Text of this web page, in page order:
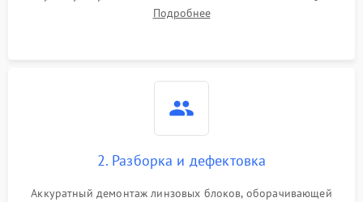
работы барабанчиков ввода поправок, кольца отстройки
параллакса и зума. Выявление сколов, внутренних
Подробнее
2. Разборка и дефектовка
Аккуратный демонтаж линзовых блоков, оборачивающей